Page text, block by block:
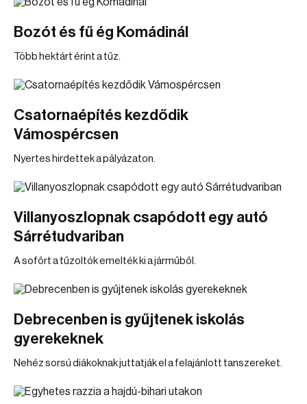
Bozót és fű ég Komádinál
Több hektárt érint a tűz.
Csatornaépítés kezdődik
Vámospércsen
Nyertes hirdettek a pályázaton.
Villanyoszlopnak csapódott egy autó
Sárrétudvariban
A sofőrt a tűzoltók emelték ki a járműből.
Debrecenben is gyűjtenek iskolás
gyerekeknek
Nehéz sorsú diákoknak juttatják el a felajánlott tanszereket.